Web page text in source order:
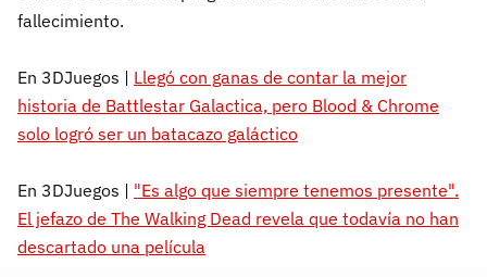
fallecimiento.
En 3DJuegos | Llegó con ganas de contar la mejor
historia de Battlestar Galactica, pero Blood & Chrome
solo logró ser un batacazo galáctico
En 3DJuegos | "Es algo que siempre tenemos presente".
El jefazo de The Walking Dead revela que todavía no han
descartado una película